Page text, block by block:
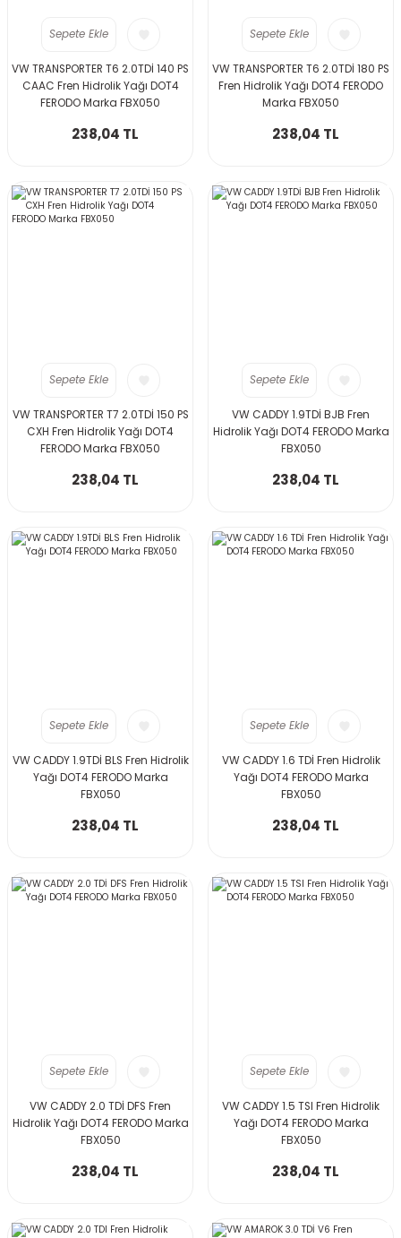
Sepete Ekle
VW TRANSPORTER T6 2.0TDİ 140 PS
CAAC Fren Hidrolik Yağı DOT4
FERODO Marka FBX050
238,04 TL
Sepete Ekle
VW TRANSPORTER T6 2.0TDİ 180 PS
Fren Hidrolik Yağı DOT4 FERODO
Marka FBX050
238,04 TL
Sepete Ekle
VW TRANSPORTER T7 2.0TDİ 150 PS
CXH Fren Hidrolik Yağı DOT4
FERODO Marka FBX050
238,04 TL
Sepete Ekle
VW CADDY 1.9TDİ BJB Fren
Hidrolik Yağı DOT4 FERODO Marka
FBX050
238,04 TL
Sepete Ekle
VW CADDY 1.9TDİ BLS Fren Hidrolik
Yağı DOT4 FERODO Marka
FBX050
238,04 TL
Sepete Ekle
VW CADDY 1.6 TDİ Fren Hidrolik
Yağı DOT4 FERODO Marka
FBX050
238,04 TL
Sepete Ekle
VW CADDY 2.0 TDİ DFS Fren
Hidrolik Yağı DOT4 FERODO Marka
FBX050
238,04 TL
Sepete Ekle
VW CADDY 1.5 TSI Fren Hidrolik
Yağı DOT4 FERODO Marka
FBX050
238,04 TL